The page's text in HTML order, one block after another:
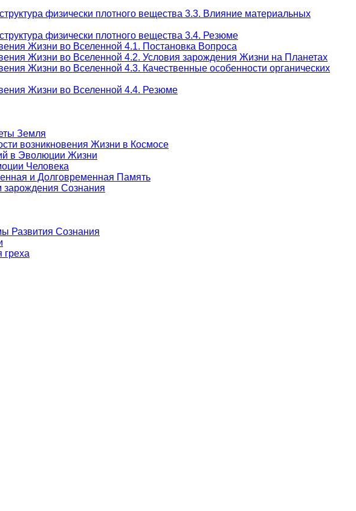
физически плотного вещества 3.3. Влияние материальных
физически плотного вещества 3.4. Резюме
Жизни во Вселенной 4.1. Постановка Вопроса
Жизни во Вселенной 4.2. Условия зарождения Жизни на Планетах
Жизни во Вселенной 4.3. Качественные особенности органических
Жизни во Вселенной 4.4. Резюме
Земля
возникновения Жизни в Космосе
в Эволюции Жизни
Человека
и Долговременная Память
Сознания
Развития Сознания